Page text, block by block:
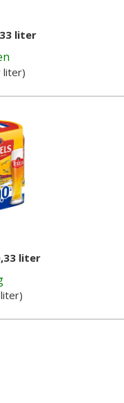
liter
liter)
liter